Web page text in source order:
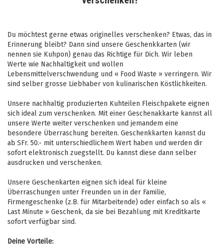
Du möchtest gerne etwas originelles verschenken? Etwas, das in
Erinnerung bleibt? Dann sind unsere Geschenkkarten (wir
nennen sie Kuhpon) genau das Richtige für Dich. Wir leben
Werte wie Nachhaltigkeit und wollen
Lebensmittelverschwendung und « Food Waste » verringern. Wir
sind selber grosse Liebhaber von kulinarischen Köstlichkeiten.
Unsere nachhaltig produzierten Kuhteilen Fleischpakete eignen
sich ideal zum verschenken. Mit einer Geschenakkarte kannst all
unsere Werte weiter verschenken und jemandem eine
besondere Überraschung bereiten. Geschenkkarten kannst du
ab SFr. 50.- mit unterschiedlichem Wert haben und werden dir
sofort elektronisch zuegstellt. Du kannst diese dann selber
ausdrucken und verschenken.
Unsere Geschenkarten eignen sich ideal für kleine
Überraschungen unter Freunden un in der Familie,
Firmengeschenke (z.B. für Mitarbeitende) oder einfach so als «
Last Minute » Geschenk, da sie bei Bezahlung mit Kreditkarte
sofort verfügbar sind.
Deine Vorteile: